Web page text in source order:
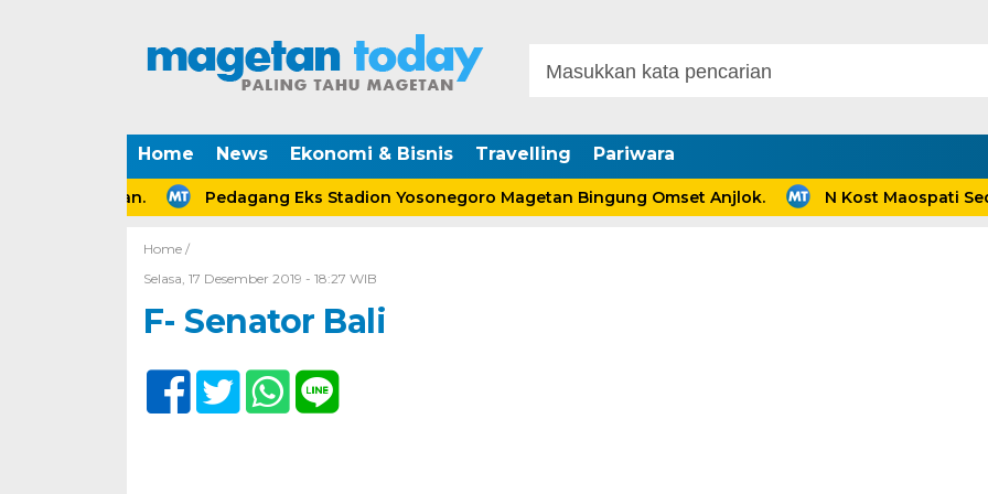
Home News Ekonomi & Bisnis Travelling Pariwara
Pedagang Eks Stadion Yosonegoro Magetan Bingung Omset Anjlok. N Kost Maospati
Home /
Selasa, 17 Desember 2019 - 18:27 WIB
F- Senator Bali